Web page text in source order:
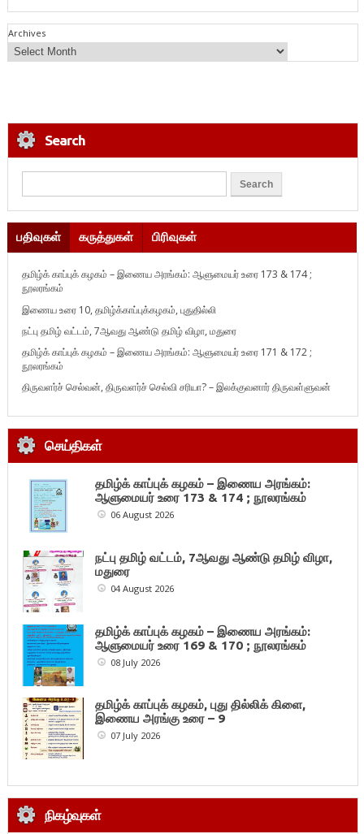
Archives
Search
பதிவுகள் கருத்துகள் பிரிவுகள்
தமிழ்க் காப்புக் கழகம் – இணைய அரங்கம்: ஆளுமையர் உரை 173 & 174 ;
நூலரங்கம்
இணைய உரை 10, தமிழ்க்காப்புக்கழகம், புதுதில்லி
நட்பு தமிழ் வட்டம், 7ஆவது ஆண்டு தமிழ் விழா, மதுரை
தமிழ்க் காப்புக் கழகம் – இணைய அரங்கம்: ஆளுமையர் உரை 171 & 172 ;
நூலரங்கம்
திருவளர்ச் செல்வன், திருவளர்ச் செல்வி சரியா? – இலக்குவனார் திருவள்ளுவன்
செய்திகள்
தமிழ்க் காப்புக் கழகம் – இணைய அரங்கம்:
ஆளுமையர் உரை 173 & 174 ; நூலரங்கம்
06 August 2026
நட்பு தமிழ் வட்டம், 7ஆவது ஆண்டு தமிழ் விழா,
மதுரை
04 August 2026
தமிழ்க் காப்புக் கழகம் – இணைய அரங்கம்:
ஆளுமையர் உரை 169 & 170 ; நூலரங்கம்
08 July 2026
தமிழ்க் காப்புக் கழகம், புது தில்லிக் கிளை,
இணைய அரங்கு உரை – 9
07 July 2026
நிகழ்வுகள்